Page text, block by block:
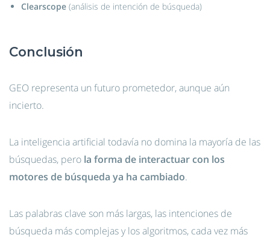
Clearscope (análisis de intención de búsqueda)
Conclusión
GEO representa un futuro prometedor, aunque aún
incierto.
La inteligencia artificial todavía no domina la mayoría de las
búsquedas, pero la forma de interactuar con los
motores de búsqueda ya ha cambiado.
Las palabras clave son más largas, las intenciones de
búsqueda más complejas y los algoritmos, cada vez más